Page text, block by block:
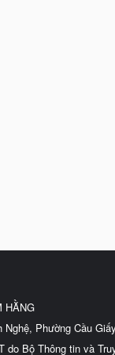
HẰNG
Phường Cầu
Bộ Thông tin và